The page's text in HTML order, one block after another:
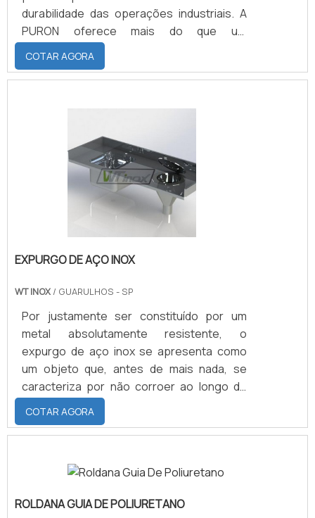
durabilidade das operações industriais. A
PURON oferece mais do que um
componente - proporciona uma solução
confiável e inovadora. Ao investir em rodas
de poliuretano, você está colocando suas
COTAR AGORA
EXPURGO DE AÇO INOX
WT INOX / GUARULHOS - SP
Por justamente ser constituído por um
metal absolutamente resistente, o
expurgo de aço inox se apresenta como
um objeto que, antes de mais nada, se
caracteriza por não corroer ao longo do
tempo. Ainda em primeiro plano, é preciso
destacar que se trata de um componente
majoritariamente destinado a aplicações
que materiais de internações e cirurgias
de lavagem e secagem. Paralelo ao
COTAR AGORA
ROLDANA GUIA DE POLIURETANO